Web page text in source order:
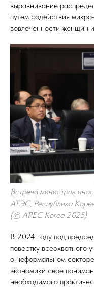
выравнивание
путем содействия
вовлеченности женщин
Встреча министров
АТЭС, Республика
(© APEC Korea 2025)
В 2024 году под
повестку всеохватного
о неформальном
экономики свое
необходимого